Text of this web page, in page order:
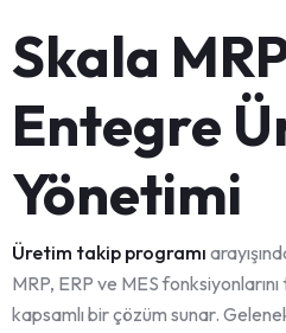
Skala
Entegre
Yönetimi
Üretim takip programı
MRP, ERP ve MES
kapsamlı bir çözüm sunar.